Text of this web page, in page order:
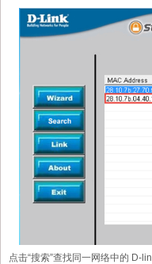
点击“搜索”查找同一网络中的 D-